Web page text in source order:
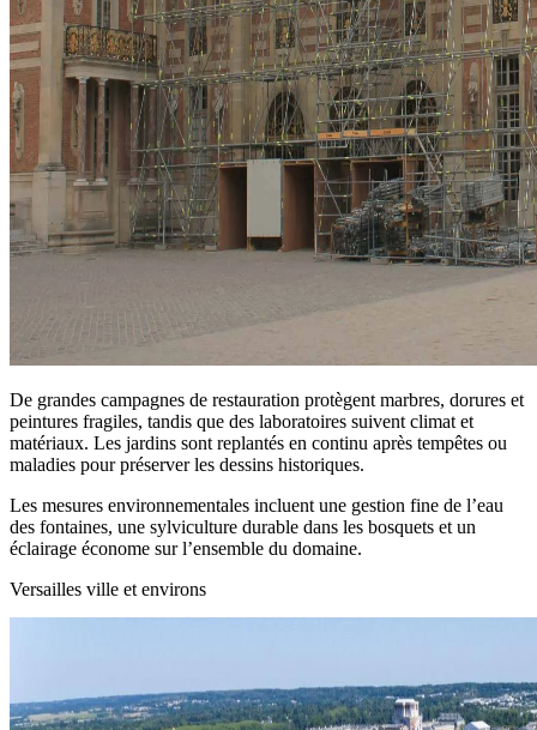
De grandes campagnes de restauration protègent marbres, dorures et
peintures fragiles, tandis que des laboratoires suivent climat et
matériaux. Les jardins sont replantés en continu après tempêtes ou
maladies pour préserver les dessins historiques.
Les mesures environnementales incluent une gestion fine de l’eau
des fontaines, une sylviculture durable dans les bosquets et un
éclairage économe sur l’ensemble du domaine.
Versailles ville et environs